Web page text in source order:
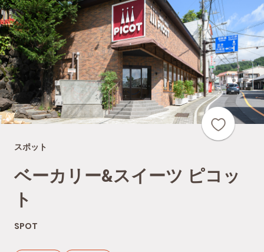
スポット
ベーカリー&スイーツ ピコッ
ト
SPOT